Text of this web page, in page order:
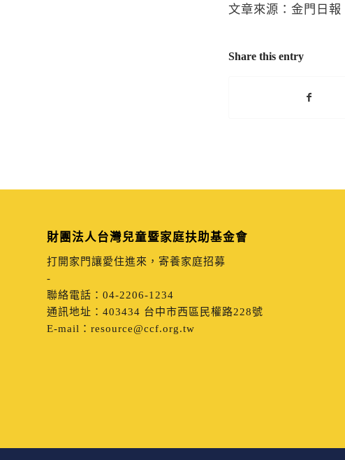
文章來源：金門日報
Share this entry
財團法人台灣兒童暨家庭扶助基金會
打開家門讓愛住進來，寄養家庭招募
-
聯絡電話： 04-2206-1234
通訊地址： 403434 台中市西區民權路228號
E-mail： resource@ccf.org.tw